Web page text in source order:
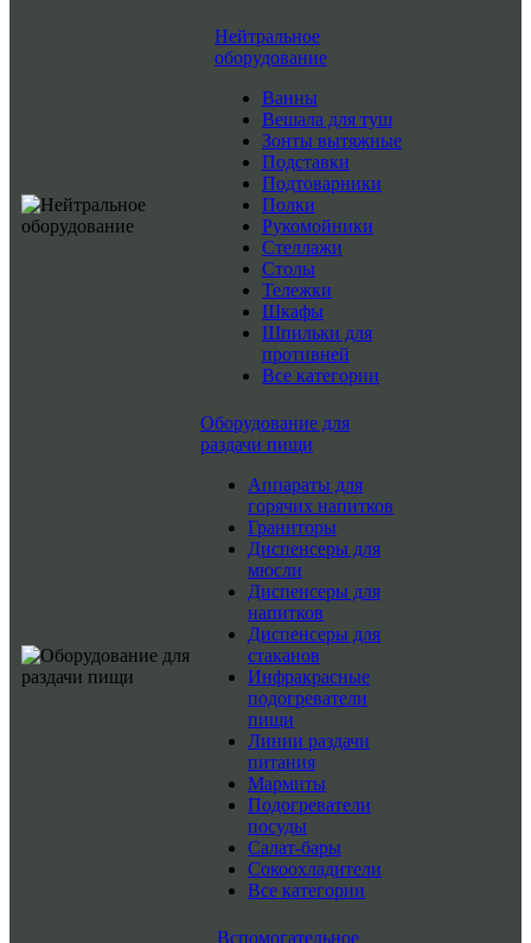
Нейтральное
оборудование
Ванны
Вешала для туш
Зонты вытяжные
Подставки
Подтоварники
Полки
Рукомойники
Стеллажи
Столы
Тележки
Шкафы
Шпильки для
противней
Все категории
Оборудование для
раздачи пищи
Аппараты для
горячих напитков
Граниторы
Диспенсеры для
мюсли
Диспенсеры для
напитков
Диспенсеры для
стаканов
Инфракрасные
подогреватели
пищи
Линии раздачи
питания
Мармиты
Подогреватели
посуды
Салат-бары
Сокоохладители
Все категории
Вспомогательное